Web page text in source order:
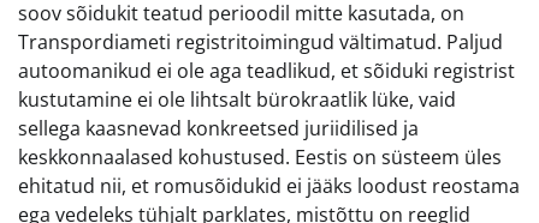
soov sõidukit teatud perioodil mitte kasutada, on
Transpordiameti registritoimingud vältimatud. Paljud
autoomanikud ei ole aga teadlikud, et sõiduki registrist
kustutamine ei ole lihtsalt bürokraatlik lüke, vaid
sellega kaasnevad konkreetsed juriidilised ja
keskkonnaalased kohustused. Eestis on süsteem üles
ehitatud nii, et romusõidukid ei jääks loodust reostama
ega vedeleks tühjalt parklates, mistõttu on reeglid